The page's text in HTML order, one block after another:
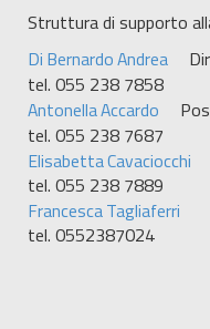
Struttura di supporto
Di Bernardo Andrea
tel. 055 238 7858
Antonella Accardo
tel. 055 238 7687
Elisabetta Cavaciocchi
tel. 055 238 7889
Francesca Tagliaferri
tel. 0552387024